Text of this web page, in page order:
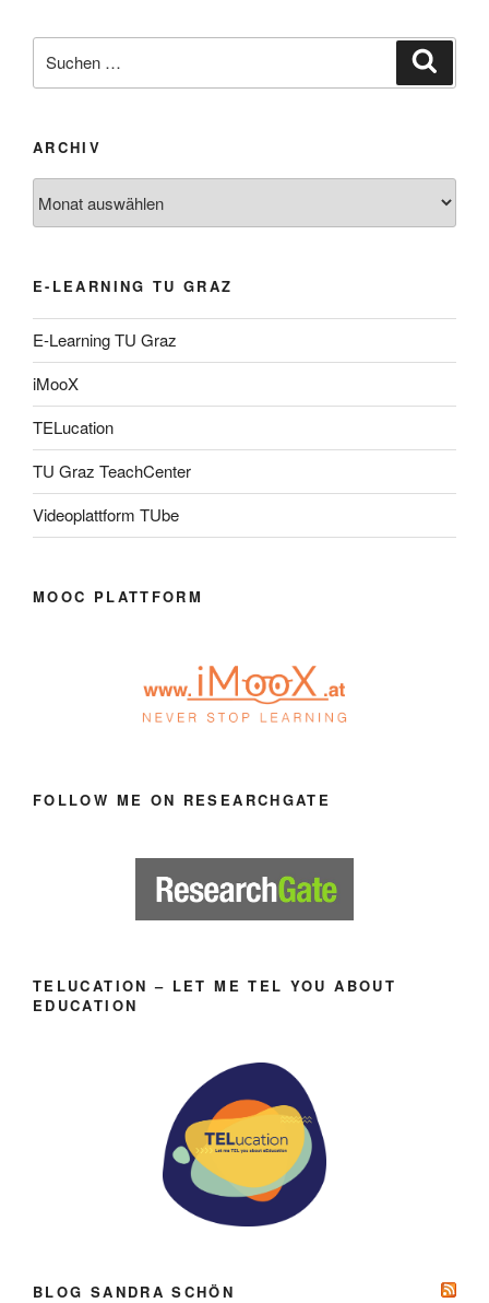
nach:
ARCHIV
E-LEARNING TU GRAZ
E-Learning TU Graz
iMooX
TELucation
TU Graz TeachCenter
Videoplattform TUbe
MOOC PLATTFORM
FOLLOW ME ON RESEARCHGATE
TELUCATION – LET ME TEL YOU ABOUT
EDUCATION
BLOG SANDRA SCHÖN